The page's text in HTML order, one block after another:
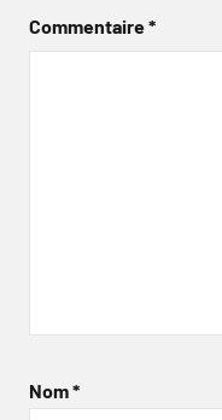
Commentaire*
Nom*